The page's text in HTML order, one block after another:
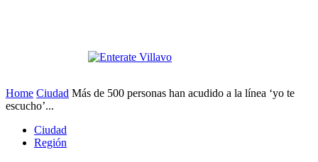
Home Ciudad Más de 500 personas han acudido a la línea ‘yo te
escucho’...
Ciudad
Región